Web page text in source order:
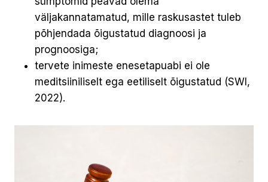
väljakannatamatud, mille raskusastet tuleb
põhjendada õigustatud diagnoosi ja
prognoosiga;
tervete inimeste enesetapuabi ei ole
meditsiiniliselt ega eetiliselt õigustatud (SWI,
2022).